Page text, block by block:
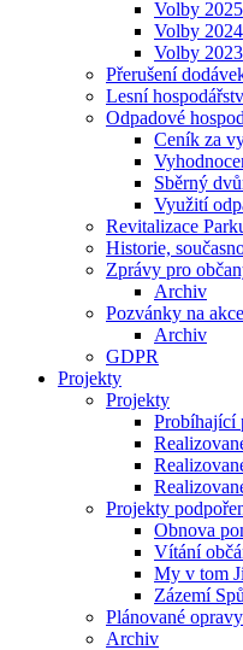
Volby 2025
Volby 2024
Volby 2023
Přerušení
Lesní
Odpadové
Ceník za
Sběrný
Využití
Revitalizace
Historie,
Zprávy pro
Archiv
Pozvánky na
Archiv
GDPR
Projekty
Projekty
Probíhající
Projekty
Obnova
Vítání
My v tom
Zázemí
Plánované
Archiv